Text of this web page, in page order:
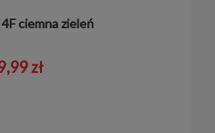
ciemna zieleń
zł